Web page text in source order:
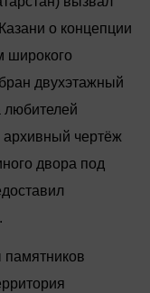
о концепции
широкого
двухэтажный
любителей
чертёж
двора под
памятников